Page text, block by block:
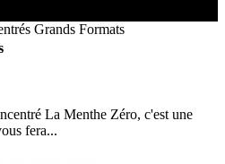
- RECHERCHE AVANCÉE
Aspire,
Joyetech ...
CLOPES
Boxs
l'air"
Genericlop
Grands Formats
La Menthe Zéro, c'est une
fera...